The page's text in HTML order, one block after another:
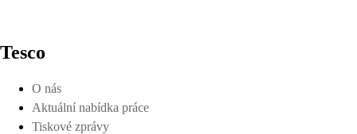
Tesco
O nás
Aktuální nabídka práce
Tiskové zprávy